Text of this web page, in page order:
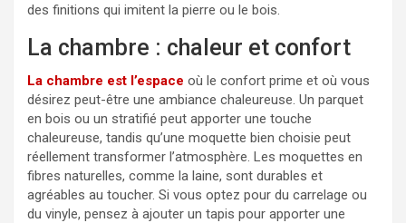
des finitions qui imitent la pierre ou le bois.
La chambre : chaleur et confort
La chambre est l’espace où le confort prime et où vous
désirez peut-être une ambiance chaleureuse. Un parquet
en bois ou un stratifié peut apporter une touche
chaleureuse, tandis qu’une moquette bien choisie peut
réellement transformer l’atmosphère. Les moquettes en
fibres naturelles, comme la laine, sont durables et
agréables au toucher. Si vous optez pour du carrelage ou
du vinyle, pensez à ajouter un tapis pour apporter une